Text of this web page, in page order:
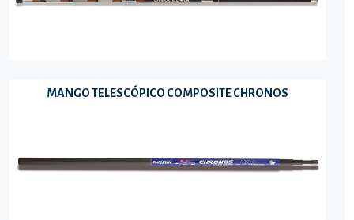
MANGO TELESCÓPICO COMPOSITE CHRONOS